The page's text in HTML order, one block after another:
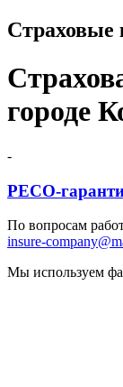
Страховые
городе
-
РЕСО-
По вопросам
insure-
Мы используем